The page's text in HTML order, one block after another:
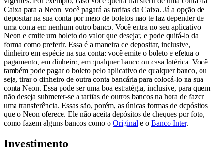
Caixa para a Neon, você pagará as tarifas da Caixa. Já a opção de
depositar na sua conta por meio de boletos não te faz depender de
uma conta em nenhum outro banco. Você entra no seu aplicativo
Neon e emite um boleto do valor que desejar, e pode quitá-lo da
forma como preferir. Essa é a maneira de depositar, inclusive,
dinheiro em espécie na sua conta: você emite o boleto e efetua o
pagamento, em dinheiro, em qualquer banco ou casa lotérica. Você
também pode pagar o boleto pelo aplicativo de qualquer banco, ou
seja, tirar o dinheiro de outra conta bancária para colocá-lo na sua
conta Neon. Essa pode ser uma boa estratégia, inclusive, para quem
não deseja submeter-se a tarifas de outros bancos na hora de fazer
uma transferência. Essas são, porém, as únicas formas de depósitos
que o Neon oferece. Ele não aceita depósitos de cheques por foto,
como fazem alguns bancos como o Original e o Banco Inter.
Investimento